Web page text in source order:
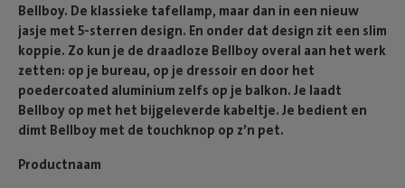
Bellboy. De klassieke tafellamp, maar dan in een nieuw
jasje met 5-sterren design. En onder dat design zit een slim
koppie. Zo kun je de draadloze Bellboy overal aan het werk
zetten: op je bureau, op je dressoir en door het
poedercoated aluminium zelfs op je balkon. Je laadt
Bellboy op met het bijgeleverde kabeltje. Je bedient en
dimt Bellboy met de touchknop op z’n pet.
Productnaam